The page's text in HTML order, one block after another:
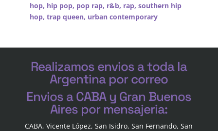
hop, hip pop, pop rap, r&b, rap, southern hip
hop, trap queen, urban contemporary
Realizamos envios a toda la
Argentina por correo
Envios a CABA y Gran Buenos
Aires por mensajeria:
CABA, Vicente López, San Isidro, San Fernando, San